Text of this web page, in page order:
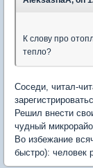
К слову про
тепло?
Соседи, читал-
Решил внести
чудный
Во избежание
быстро): человек